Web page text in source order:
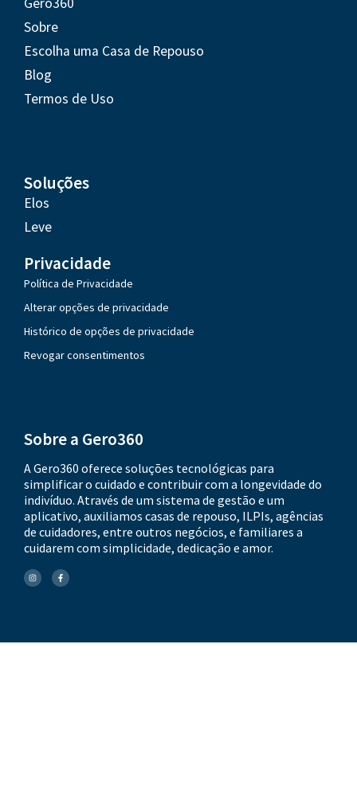
Sobre
Escolha uma Casa de Repouso
Blog
Termos de Uso
Soluções
Elos
Leve
Privacidade
Política de Privacidade
Alterar opções de privacidade
Histórico de opções de privacidade
Revogar consentimentos
Sobre a Gero360
A Gero360 oferece soluções tecnológicas para
simplificar o cuidado e contribuir com a longevidade do
indivíduo. Através de um sistema de gestão e um
aplicativo, auxiliamos casas de repouso, ILPIs, agências
de cuidadores, entre outros negócios, e familiares a
cuidarem com simplicidade, dedicação e amor.